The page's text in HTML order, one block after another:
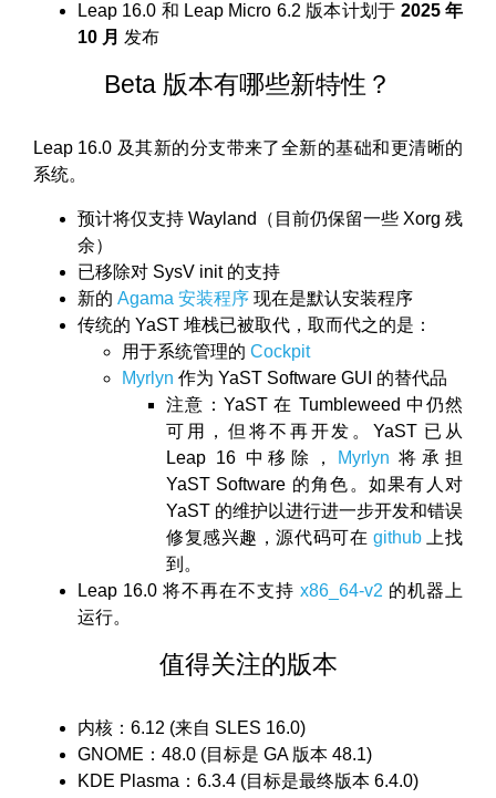
Leap 16.0 和 Leap Micro 6.2 版本计划于 2025 年
10 月 发布
Beta 版本有哪些新特性？
Leap 16.0 及其新的分支带来了全新的基础和更清晰的
系统。
预计将仅支持 Wayland（目前仍保留一些 Xorg 残
余）
已移除对 SysV init 的支持
新的 Agama 安装程序 现在是默认安装程序
传统的 YaST 堆栈已被取代，取而代之的是：
用于系统管理的 Cockpit
Myrlyn 作为 YaST Software GUI 的替代品
注意：YaST 在 Tumbleweed 中仍然
可用，但将不再开发。YaST 已从
Leap 16 中移除，
Myrlyn 将承担
YaST Software 的角色。如果有人对
YaST 的维护以进行进一步开发和错误
修复感兴趣，源代码可在 github上找
到。
Leap 16.0 将不再在不支持 x86_64-v2 的机器上
运行。
值得关注的版本
内核：6.12 (来自 SLES 16.0)
GNOME：48.0 (目标是 GA 版本 48.1)
KDE Plasma：6.3.4 (目标是最终版本 6.4.0)